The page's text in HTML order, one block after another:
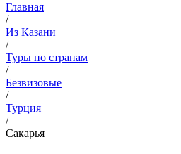
Главная
/
Из Казани
/
Туры по странам
/
Безвизовые
/
Турция
/
Сакарья